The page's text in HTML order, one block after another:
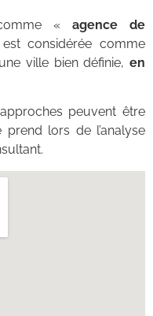
« agence de
considérée comme
ville bien définie, en
approches peuvent être
lors de l’analyse